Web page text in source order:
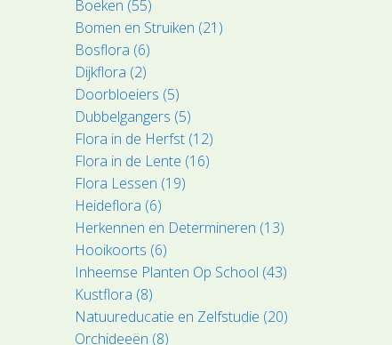
Boeken (55)
Bomen en Struiken (21)
Bosflora (6)
Dijkflora (2)
Doorbloeiers (5)
Dubbelgangers (5)
Flora in de Herfst (12)
Flora in de Lente (16)
Flora Lessen (19)
Heideflora (6)
Herkennen en Determineren (13)
Hooikoorts (6)
Inheemse Planten Op School (43)
Kustflora (8)
Natuureducatie en Zelfstudie (20)
Orchideeën (8)